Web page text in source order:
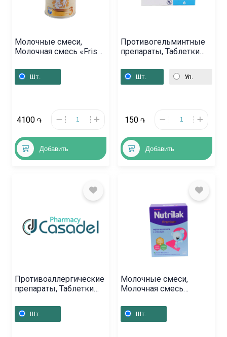
Молочные смеси,
Молочная смесь «Friso»
Հոլանդիա
Шт.
4100 ֏
Добавить
Противогельминтные
препараты, Таблетки
Վենգրիա
Шт. Уп.
150 ֏
Добавить
Противоаллергические
препараты, Таблетки
Բուլղարիա
Шт.
Молочные смеси,
Молочная смесь
600г, Ռուսաստան
Шт.